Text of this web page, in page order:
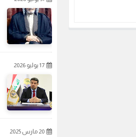
17 يوليو 2026
20 مارس 2025